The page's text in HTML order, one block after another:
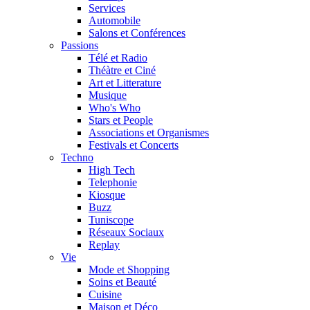
Services
Automobile
Salons et Conférences
Passions
Télé et Radio
Théàtre et Ciné
Art et Litterature
Musique
Who's Who
Stars et People
Associations et Organismes
Festivals et Concerts
Techno
High Tech
Telephonie
Kiosque
Buzz
Tuniscope
Réseaux Sociaux
Replay
Vie
Mode et Shopping
Soins et Beauté
Cuisine
Maison et Déco